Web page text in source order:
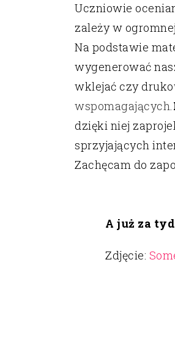
Uczniowie
zależy w
Na podstawie
wygenerować
wklejać czy
wspomagających.
dzięki niej
sprzyjających
Zachęcam do
A już za
Zdjęcie: